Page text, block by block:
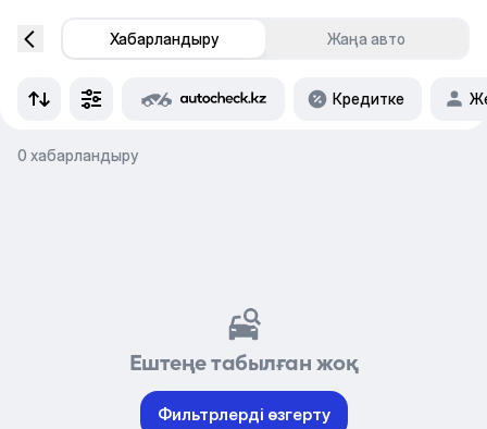
Хабарландыру Жаңа авто
Кредитке
0 хабарландыру
Ештеңе табылған жоқ
Фильтрлерді өзгерту